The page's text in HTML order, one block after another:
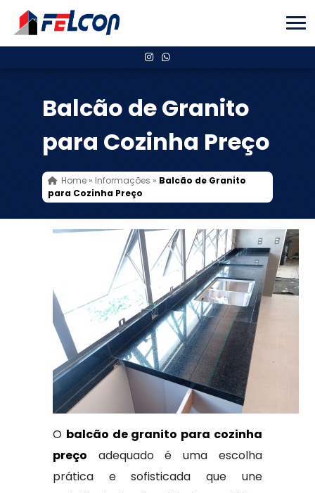
Balcão de Granito
para Cozinha Preço
Home» Informações » Balcão de Granito
para Cozinha Preço
O balcão de granito para cozinha
preço adequado é uma escolha
prática e sofisticada que une